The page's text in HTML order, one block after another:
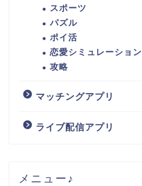
スポーツ
パズル
ポイ活
恋愛シミュレーション
攻略
マッチングアプリ
ライブ配信アプリ
メニュー♪